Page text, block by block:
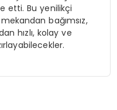
etti. Bu yenilikçi
bağımsız,
hızlı, kolay ve